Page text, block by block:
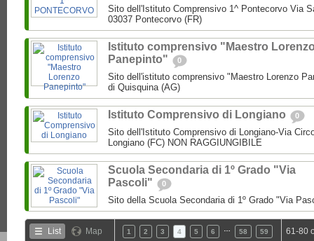
Sito dell'Istituto Comprensivo 1^ Pontecorvo Via
03037 Pontecorvo (FR)
Istituto comprensivo "Maestro
Panepinto"
0
Sito dell'istituto comprensivo "Maestro Lorenzo
di Quisquina (AG)
Istituto Comprensivo di Longiano 0
Sito dell'Istituto Comprensivo di Longiano-Via
Longiano (FC) NON RAGGIUNGIBILE
Scuola Secondaria di 1º Grado "Via
Pascoli"
0
Sito della Scuola Secondaria di 1º Grado "Via
List Map 1 2 3 4 5 6 58 59 61-80